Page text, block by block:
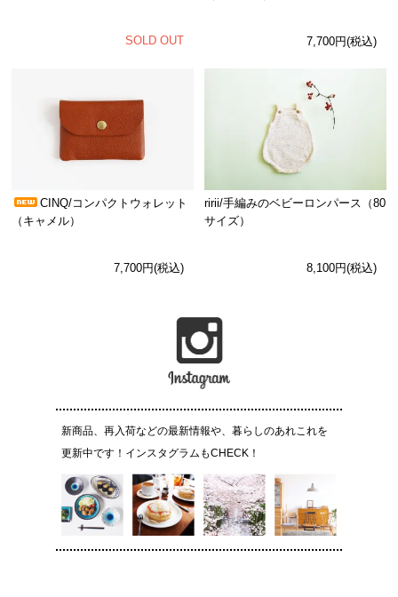
SOLD OUT 7,700円(税込)
CINQ/コンパクトウォレット
（キャメル）
7,700円(税込)
ririi/手編みのベビーロンパース（80
サイズ）
8,100円(税込)
新商品、再入荷などの最新情報や、暮らしのあれこれを
更新中です！インスタグラムもCHECK！